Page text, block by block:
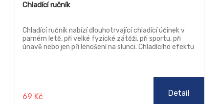
Chladící ručník
Chladící ručník nabízí dlouhotrvající chladící účinek v
parném letě, při velké fyzické zátěži, při sportu, při
únavě nebo jen při lenošení na slunci. Chladícího efektu
69 Kč Detail